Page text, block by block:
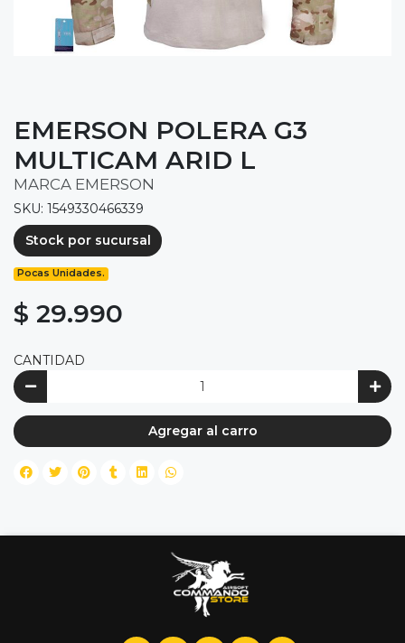
EMERSON POLERA G3
MULTICAM ARID L
MARCA EMERSON
SKU: 1549330466339
Stock por sucursal
Pocas Unidades.
$ 29.990
CANTIDAD
Agregar al carro